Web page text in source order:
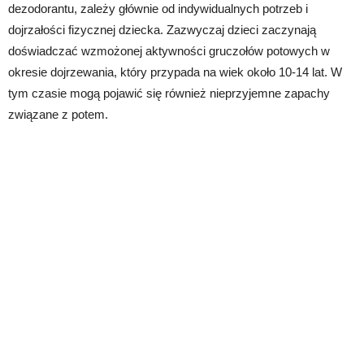
dezodorantu, zależy głównie od indywidualnych potrzeb i
dojrzałości fizycznej dziecka. Zazwyczaj dzieci zaczynają
doświadczać wzmożonej aktywności gruczołów potowych w
okresie dojrzewania, który przypada na wiek około 10-14 lat. W
tym czasie mogą pojawić się również nieprzyjemne zapachy
związane z potem.